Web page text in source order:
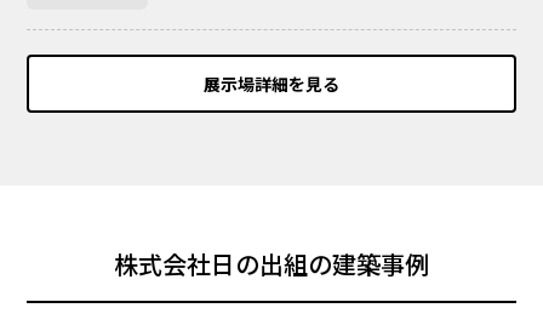
展示場詳細を見る
株式会社日の出組の建築事例